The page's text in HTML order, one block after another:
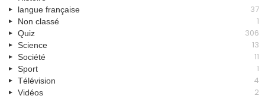
langue française 37
Non classé 1
Quiz 306
Science 13
Société 11
Sport 1
Télévision 4
Vidéos 2